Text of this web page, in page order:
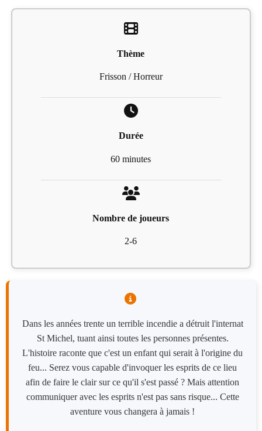
Thème
Frisson / Horreur
Durée
60 minutes
Nombre de joueurs
2-6
Dans les années trente un terrible incendie a détruit l'internat
St Michel, tuant ainsi toutes les personnes présentes.
L'histoire raconte que c'est un enfant qui serait à l'origine du
feu... Serez vous capable d'invoquer les esprits de ce lieu
afin de faire le clair sur ce qu'il s'est passé ? Mais attention
communiquer avec les esprits n'est pas sans risque... Cette
aventure vous changera à jamais !